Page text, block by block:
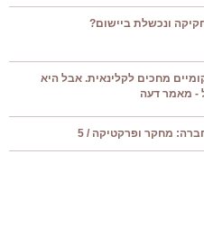
ונכשלת ביישום?
מחכים לקלינאית. אבל היא
- מאמר דעה
מחקר ופרקטיקה / 5